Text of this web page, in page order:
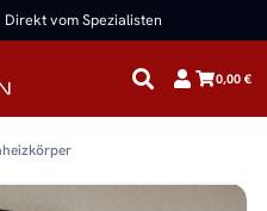
Direkt vom Spezialisten
0,00 €